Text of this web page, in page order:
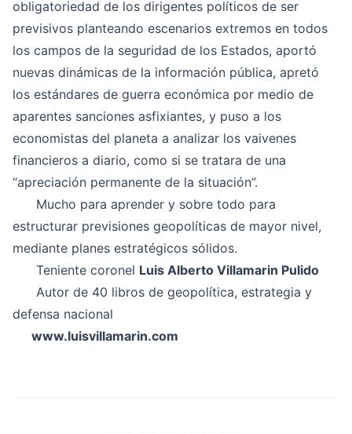
obligatoriedad de los dirigentes políticos de ser
previsivos planteando escenarios extremos en todos
los campos de la seguridad de los Estados, aportó
nuevas dinámicas de la información pública, apretó
los estándares de guerra económica por medio de
aparentes sanciones asfixiantes, y puso a los
economistas del planeta a analizar los vaivenes
financieros a diario, como si se tratara de una
“apreciación permanente de la situación”.
Mucho para aprender y sobre todo para
estructurar previsiones geopolíticas de mayor nivel,
mediante planes estratégicos sólidos.
Teniente coronel Luis Alberto Villamarin Pulido
Autor de 40 libros de geopolítica, estrategia y
defensa nacional
www.luisvillamarin.com